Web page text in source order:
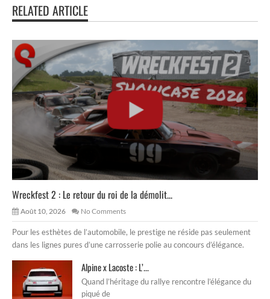
RELATED ARTICLE
Wreckfest 2 : Le retour du roi de la démolit...
Août 10, 2026 No Comments
Pour les esthètes de l’automobile, le prestige ne réside pas seulement
dans les lignes pures d’une carrosserie polie au concours d’élégance.
Alpine x Lacoste : L’...
Quand l’héritage du rallye rencontre l’élégance du
piqué de